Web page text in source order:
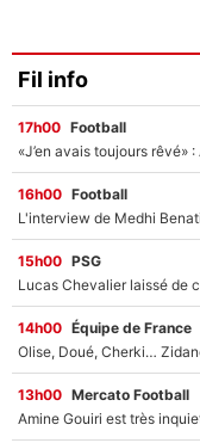
Fil info
17h00 Football
16h00 Football
15h00 PSG
14h00 Équipe de France
13h00 Mercato Football